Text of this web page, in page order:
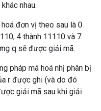
nhau.
đơn vị theo sau là 0.
4 thành 11110 và 7
q sẽ được giải mã.
pháp mã hoá nhị phân bị
r được ghi (và do đó
giải mã sau khi giải